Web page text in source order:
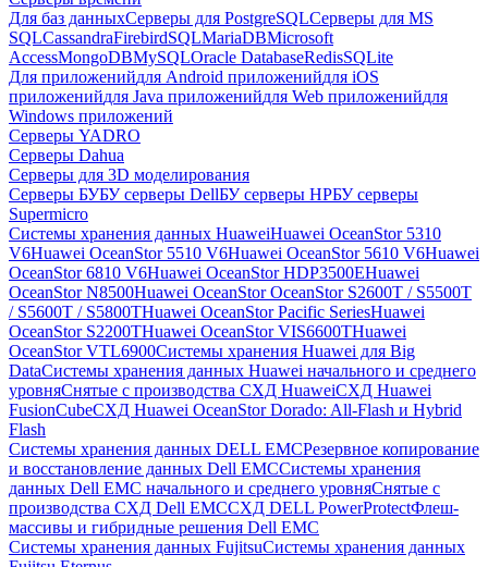
Для баз данныхСерверы для PostgreSQLСерверы для MS
SQLCassandraFirebirdSQLMariaDBMicrosoft
AccessMongoDBMySQLOracle DatabaseRedisSQLite
Для приложенийдля Android приложенийдля iOS
приложенийдля Java приложенийдля Web приложенийдля
Windows приложений
Серверы YADRO
Серверы Dahua
Серверы для 3D моделирования
Серверы БУБУ серверы DellБУ серверы HPБУ серверы
Supermicro
Системы хранения данных HuaweiHuawei OceanStor 5310
V6Huawei OceanStor 5510 V6Huawei OceanStor 5610 V6Huawei
OceanStor 6810 V6Huawei OceanStor HDP3500EHuawei
OceanStor N8500Huawei OceanStor OceanStor S2600T / S5500T
/ S5600T / S5800THuawei OceanStor Pacific SeriesHuawei
OceanStor S2200THuawei OceanStor VIS6600THuawei
OceanStor VTL6900Системы хранения Huawei для Big
DataСистемы хранения данных Huawei начального и среднего
уровняСнятые с производства СХД HuaweiСХД Huawei
FusionCubeСХД Huawei OceanStor Dorado: All-Flash и Hybrid
Flash
Системы хранения данных DELL EMCРезервное копирование
и восстановление данных Dell EMCСистемы хранения
данных Dell EMC начального и среднего уровняСнятые с
производства СХД Dell EMCСХД DELL PowerProtectФлеш-
массивы и гибридные решения Dell EMC
Системы хранения данных FujitsuСистемы хранения данных